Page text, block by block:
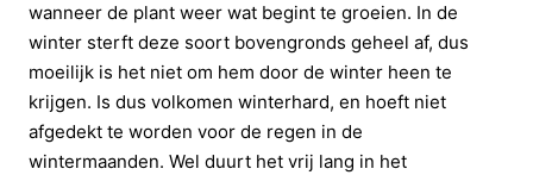
wanneer de plant weer wat begint te groeien. In de
winter sterft deze soort bovengronds geheel af, dus
moeilijk is het niet om hem door de winter heen te
krijgen. Is dus volkomen winterhard, en hoeft niet
afgedekt te worden voor de regen in de
wintermaanden. Wel duurt het vrij lang in het